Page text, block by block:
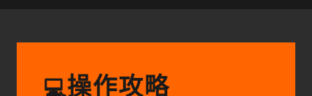
💻操作攻略